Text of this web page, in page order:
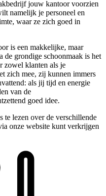
jouw kantoor voorzien
namelijk je personeel en
waar ze zich goed in
is een makkelijke, maar
de grondige schoonmaak is het
zowel klanten als je
zich mee, zij kunnen immers
als jij tijd en energie
van de
goed idee.
te lezen over de verschillende
onze website kunt verkrijgen